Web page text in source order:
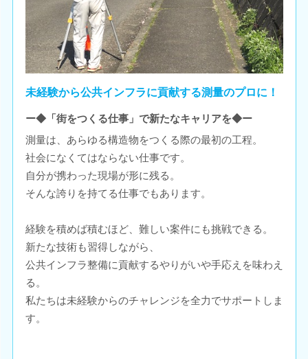
未経験から公共インフラに貢献する測量のプロに！
ー◆「街をつくる仕事」で新たなキャリアを◆ー
測量は、あらゆる構造物をつくる際の最初の工程。
社会になくてはならない仕事です。
自分が携わった現場が形に残る。
そんな誇りを持てる仕事でもあります。
経験を積めば積むほど、難しい案件にも挑戦できる。
新たな技術も習得しながら、
公共インフラ整備に貢献するやりがいや手応えを味わえ
る。
私たちは未経験からのチャレンジを全力でサポートしま
す。